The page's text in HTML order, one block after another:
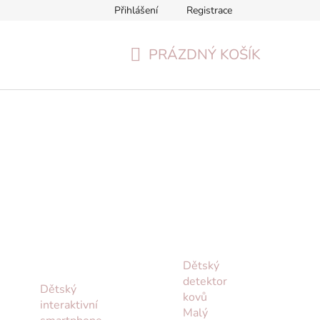
Formulář pro odstoupení od smlouvy Reklamační formulář
Přihlášení Registrace
PRÁZDNÝ KOŠÍK
Dětský
interaktivní
Dětský
detektor
kovů
Malý